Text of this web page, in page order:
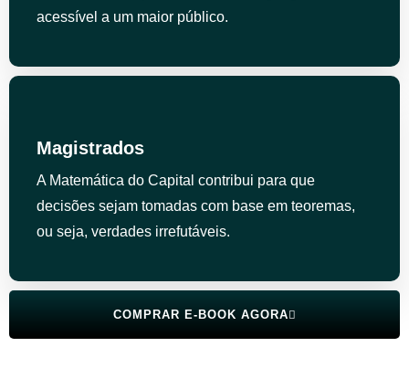
acessível a um maior público.
Magistrados
A Matemática do Capital contribui para que
decisões sejam tomadas com base em teoremas,
ou seja, verdades irrefutáveis.
COMPRAR E-BOOK AGORA